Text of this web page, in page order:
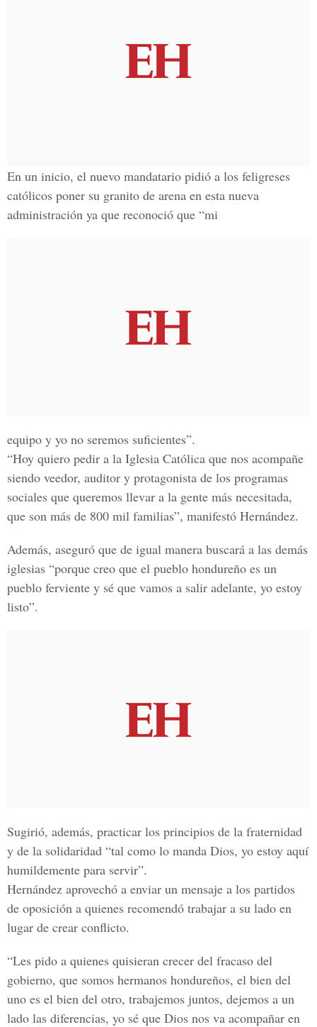
En un inicio, el nuevo mandatario pidió a los feligreses
católicos poner su granito de arena en esta nueva
administración ya que reconoció que “mi
equipo y yo no seremos suficientes”.
“Hoy quiero pedir a la Iglesia Católica que nos acompañe
siendo veedor, auditor y protagonista de los programas
sociales que queremos llevar a la gente más necesitada,
que son más de 800 mil familias”, manifestó Hernández.
Además, aseguró que de igual manera buscará a las demás
iglesias “porque creo que el pueblo hondureño es un
pueblo ferviente y sé que vamos a salir adelante, yo estoy
listo”.
Sugirió, además, practicar los principios de la fraternidad
y de la solidaridad “tal como lo manda Dios, yo estoy aquí
humildemente para servir”.
Hernández aprovechó a enviar un mensaje a los partidos
de oposición a quienes recomendó trabajar a su lado en
lugar de crear conflicto.
“Les pido a quienes quisieran crecer del fracaso del
gobierno, que somos hermanos hondureños, el bien del
uno es el bien del otro, trabajemos juntos, dejemos a un
lado las diferencias, yo sé que Dios nos va acompañar en